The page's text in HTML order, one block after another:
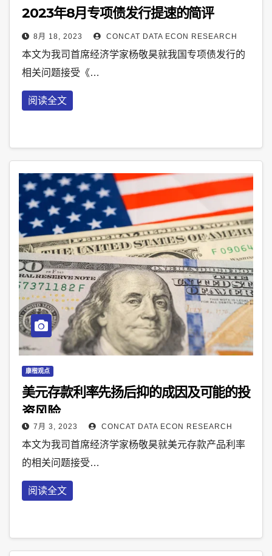
2023年8月专项债发行提速的简评
8月 18, 2023 CONCAT DATA ECON RESEARCH
本文为我司首席经济学家杨敬昊就我国专项债发行的
相关问题接受《…
阅读全文
康楷观点
美元存款利率先扬后抑的成因及可能的投
资风险
7月 3, 2023 CONCAT DATA ECON RESEARCH
本文为我司首席经济学家杨敬昊就美元存款产品利率
的相关问题接受…
阅读全文